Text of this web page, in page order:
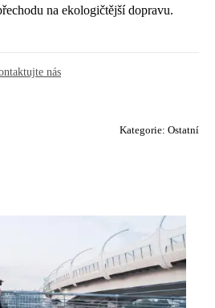
na ekologičtější dopravu.
nás
Kategorie: Ostatní